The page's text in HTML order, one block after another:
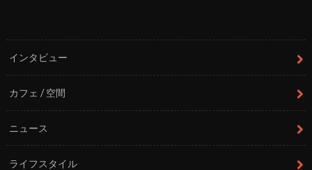
インタビュー
カフェ / 空間
ニュース
ライフスタイル